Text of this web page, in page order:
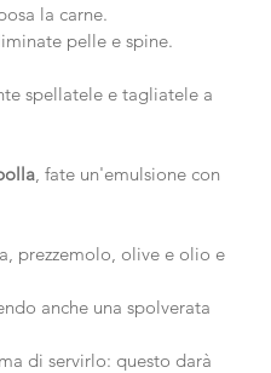
la carne.
pelle e spine.
spellatele e tagliatele a
, fate un'emulsione con
prezzemolo, olive e olio e
anche una spolverata
di servirlo: questo darà